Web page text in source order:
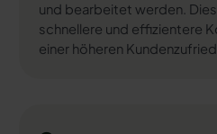
und bearbeitet werden.
schnellere und effizientere
einer höheren